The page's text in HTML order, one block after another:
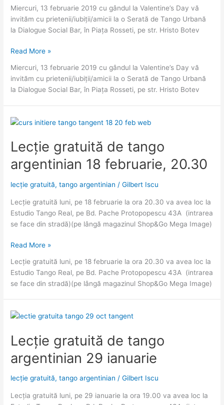
Miercuri, 13 februarie 2019 cu gândul la Valentine’s Day vă
invităm cu prietenii/iubiții/amicii la o Serată de Tango Urbană
la Dialogue Social Bar, în Piața Rosseti, pe str. Hristo Botev
Serată
tango
artă
urbană
Read More »
Miercuri, 13 februarie 2019 cu gândul la Valentine’s Day vă
invităm cu prietenii/iubiții/amicii la o Serată de Tango Urbană
la Dialogue Social Bar, în Piața Rosseti, pe str. Hristo Botev
Lecție gratuită de tango
argentinian 18 februarie, 20.30
lecție gratuită,tango argentinian /Gilbert Iscu
Lecție gratuită luni, pe 18 februarie la ora 20.30 va avea loc la
Estudio Tango Real, pe Bd. Pache Protopopescu 43A (intrarea
se face din stradă)(pe lângă magazinul Shop&Go Mega Image)
Lecție
de
tango
argentinian
18
februarie,
20.30
Read More »
Lecție gratuită luni, pe 18 februarie la ora 20.30 va avea loc la
Estudio Tango Real, pe Bd. Pache Protopopescu 43A (intrarea
se face din stradă)(pe lângă magazinul Shop&Go Mega Image)
Lecție gratuită de tango
argentinian 29 ianuarie
lecție gratuită,tango argentinian /Gilbert Iscu
Lecția gratuită luni, pe 29 ianuarie la ora 19.00 va avea loc la